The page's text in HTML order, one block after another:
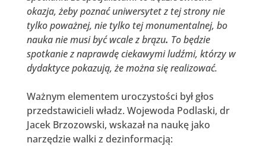
okazja, żeby poznać uniwersytet z tej strony nie
tylko poważnej, nie tylko tej monumentalnej, bo
nauka nie musi być wcale z brązu. To będzie
spotkanie z naprawdę ciekawymi ludźmi, którzy w
dydaktyce pokazują, że można się realizować.
Ważnym elementem uroczystości był głos
przedstawicieli władz. Wojewoda Podlaski, dr
Jacek Brzozowski, wskazał na naukę jako
narzędzie walki z dezinformacją: